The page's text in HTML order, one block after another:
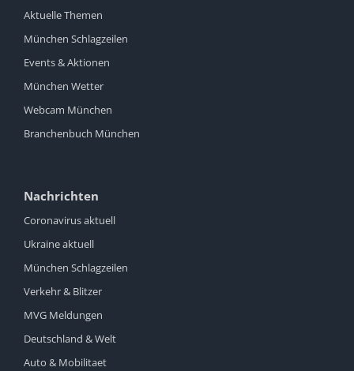
Aktuelle Themen
München Schlagzeilen
Events & Aktionen
München Wetter
Webcam München
Branchenbuch München
Nachrichten
Coronavirus aktuell
Ukraine aktuell
München Schlagzeilen
Verkehr & Blitzer
MVG Meldungen
Deutschland & Welt
Auto & Mobilitaet